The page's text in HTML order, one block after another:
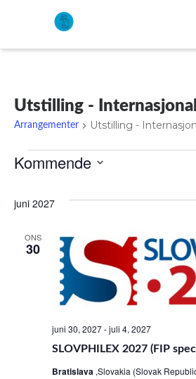
Utstilling - Internasjonal
Arrangementer Utstilling -
Kommende
dato.
juni 2027
ONS
30
SLOVPHILEX 2027 (FIP
juni 30, 2027-juli 4, 2027
Bratislava ,Slovakia (Slovak